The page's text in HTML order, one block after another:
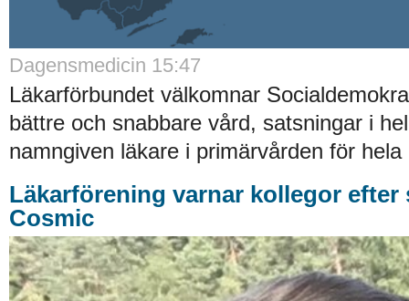
Dagensmedicin 15:47
Läkarförbundet välkomnar
bättre och snabbare vård, satsningar i
namngiven läkare i primärvården för
Läkarförening varnar kollegor efter
Cosmic